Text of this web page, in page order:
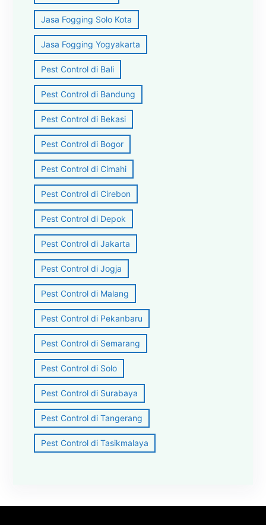
Jasa Fogging Solo Kota
Jasa Fogging Yogyakarta
Pest Control di Bali
Pest Control di Bandung
Pest Control di Bekasi
Pest Control di Bogor
Pest Control di Cimahi
Pest Control di Cirebon
Pest Control di Depok
Pest Control di Jakarta
Pest Control di Jogja
Pest Control di Malang
Pest Control di Pekanbaru
Pest Control di Semarang
Pest Control di Solo
Pest Control di Surabaya
Pest Control di Tangerang
Pest Control di Tasikmalaya